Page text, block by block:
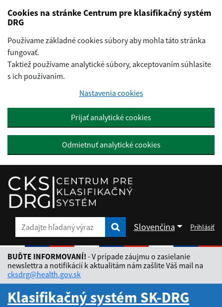
Preskočiť na hlavný obsah
Cookies na stránke Centrum pre klasifikačný systém
DRG
Používame základné cookies súbory aby mohla táto stránka
fungovať.
Taktiež používame analytické súbory, akceptovaním súhlasíte
s ich používaním.
Nastavenia cookies
Prijať analytické cookies
Odmietnuť analytické cookies
Zadajte hľadaný výraz Zadajte hľadaný výraz
Slovenčina
Rozbaliť jazykové menu
Prihlásiť
BUĎTE INFORMOVANÍ! - V prípade záujmu o zasielanie
newslettra a notifikácií k aktualitám nám zašlite Váš mail na
cksdrg@health.gov.sk
Klasifikačný systém SK-DRG